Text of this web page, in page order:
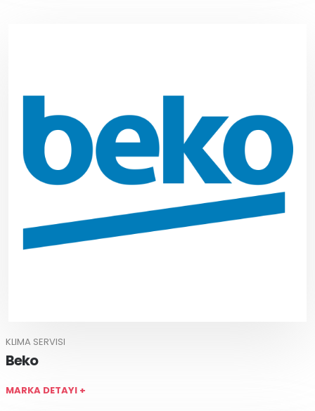
KLIMA SERVISI
Beko
MARKA DETAYI +